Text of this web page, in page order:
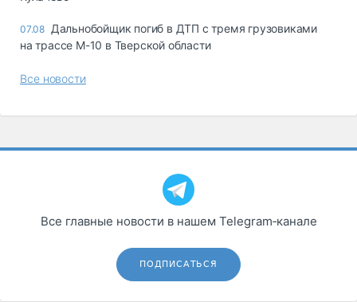
07.08 Дальнобойщик погиб в ДТП с тремя грузовиками
на трассе М-10 в Тверской области
Все новости
Все главные новости в нашем Telegram‑канале
ПОДПИСАТЬСЯ